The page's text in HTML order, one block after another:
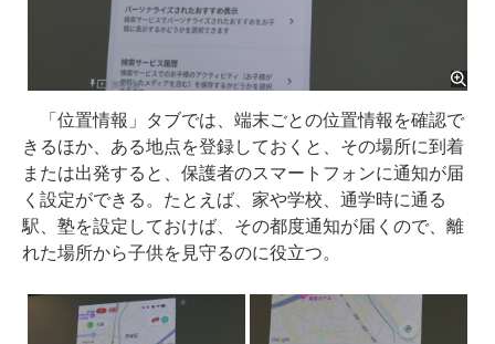
「位置情報」タブでは、端末ごとの位置情報を確認で
きるほか、ある地点を登録しておくと、その場所に到着
または出発すると、保護者のスマートフォンに通知が届
く設定ができる。たとえば、家や学校、通学時に通る
駅、塾を設定しておけば、その都度通知が届くので、離
れた場所から子供を見守るのに役立つ。